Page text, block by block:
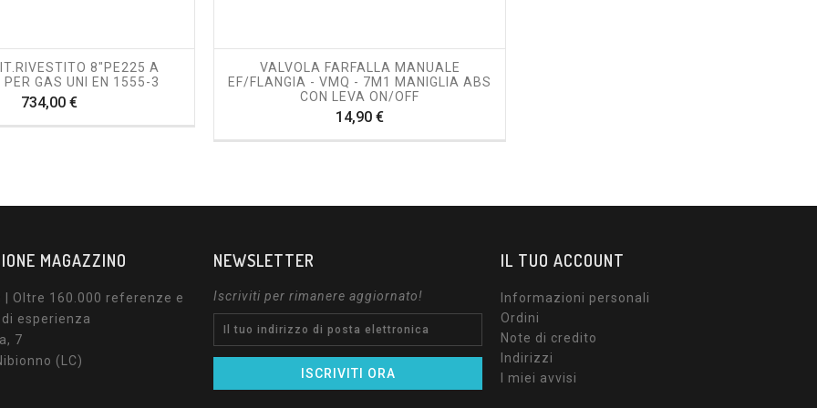
8"PE225 A
PER GAS UNI EN 1555-3
734,00 €Prezzo
VALVOLA FARFALLA MANUALE
EF/FLANGIA - VMQ - 7M1 MANIGLIA ABS
CON LEVA ON/OFF
14,90 €Prezzo
MAGAZZINO
| Oltre 160.000 referenze e
esperienza
7
(LC)
NEWSLETTER
Iscriviti per rimanere aggiornato!
IL TUO ACCOUNT
Informazioni personali
Ordini
Note di credito
Indirizzi
I miei avvisi